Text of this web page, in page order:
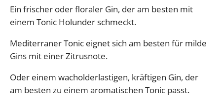
Ein frischer oder floraler Gin, der am besten mit
einem Tonic Holunder schmeckt.
Mediterraner Tonic eignet sich am besten für milde
Gins mit einer Zitrusnote.
Oder einem wacholderlastigen, kräftigen Gin, der
am besten zu einem aromatischen Tonic passt.